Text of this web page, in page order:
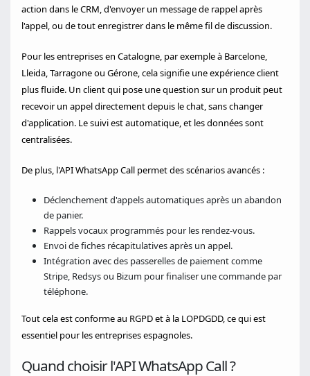
action dans le CRM, d'envoyer un message de rappel après
l'appel, ou de tout enregistrer dans le même fil de discussion.
Pour les entreprises en Catalogne, par exemple à Barcelone,
Lleida, Tarragone ou Gérone, cela signifie une expérience client
plus fluide. Un client qui pose une question sur un produit peut
recevoir un appel directement depuis le chat, sans changer
d'application. Le suivi est automatique, et les données sont
centralisées.
De plus, l'API WhatsApp Call permet des scénarios avancés :
Déclenchement d'appels automatiques après un abandon
de panier.
Rappels vocaux programmés pour les rendez-vous.
Envoi de fiches récapitulatives après un appel.
Intégration avec des passerelles de paiement comme
Stripe, Redsys ou Bizum pour finaliser une commande par
téléphone.
Tout cela est conforme au RGPD et à la LOPDGDD, ce qui est
essentiel pour les entreprises espagnoles.
Quand choisir l'API WhatsApp Call ?